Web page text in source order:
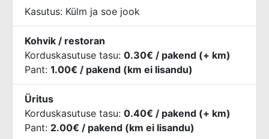
Kasutus: Külm ja soe jook
Kohvik / restoran
Korduskasutuse tasu: 0.30€ / pakend (+ km)
Pant: 1.00€ / pakend (km ei lisandu)
Üritus
Korduskasutuse tasu: 0.40€ / pakend (+ km)
Pant: 2.00€ / pakend (km ei lisandu)